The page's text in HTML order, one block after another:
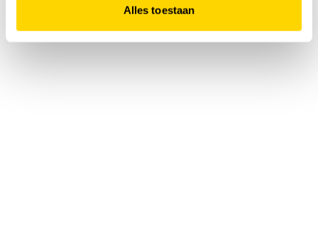
Alles toestaan